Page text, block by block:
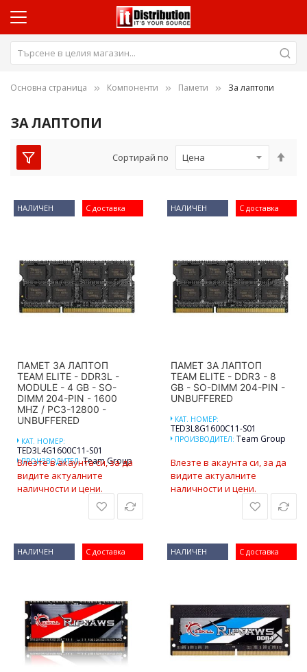
Основна страница Компоненти Памети За лаптопи
ЗА ЛАПТОПИ
Сортирай по
С доставка
НАЛИЧЕН
ПАМЕТ ЗА ЛАПТОП
TEAM ELITE - DDR3L -
MODULE - 4 GB - SO-
DIMM 204-PIN - 1600
MHZ / PC3-12800 -
UNBUFFERED
КАТ. НОМЕР:
TED3L4G1600C11-S01
ПРОИЗВОДИТЕЛ:Team Group
Влезте в акаунта си, за да
видите актуалните
наличности и цени.
С доставка
НАЛИЧЕН
ПАМЕТ ЗА ЛАПТОП
TEAM ELITE - DDR3 - 8
GB - SO-DIMM 204-PIN -
UNBUFFERED
КАТ. НОМЕР:
TED3L8G1600C11-S01
ПРОИЗВОДИТЕЛ: Team Group
Влезте в акаунта си, за да
видите актуалните
наличности и цени.
С доставка
НАЛИЧЕН С доставка
НАЛИЧЕН